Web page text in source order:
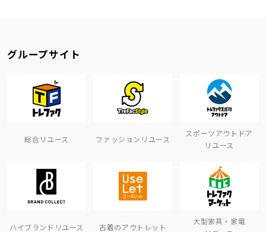
グループサイト
総合リユース ファッションリユース
スポーツアウトドア
リユース
ハイブランドリユース 古着のアウトレット
大型家具・家電